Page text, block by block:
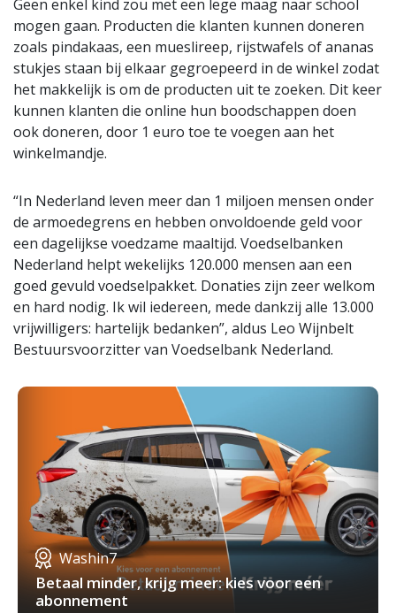
Geen enkel kind zou met een lege maag naar school
mogen gaan. Producten die klanten kunnen doneren
zoals pindakaas, een mueslireep, rijstwafels of ananas
stukjes staan bij elkaar gegroepeerd in de winkel zodat
het makkelijk is om de producten uit te zoeken. Dit keer
kunnen klanten die online hun boodschappen doen
ook doneren, door 1 euro toe te voegen aan het
winkelmandje.
“In Nederland leven meer dan 1 miljoen mensen onder
de armoedegrens en hebben onvoldoende geld voor
een dagelijkse voedzame maaltijd. Voedselbanken
Nederland helpt wekelijks 120.000 mensen aan een
goed gevuld voedselpakket. Donaties zijn zeer welkom
en hard nodig. Ik wil iedereen, mede dankzij alle 13.000
vrijwilligers: hartelijk bedanken”, aldus Leo Wijnbelt
Bestuursvoorzitter van Voedselbank Nederland.
Washin7
Betaal minder, krijg meer: kies voor een
abonnement